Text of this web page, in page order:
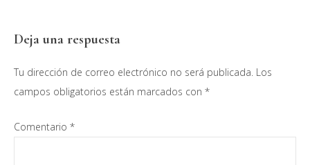
Interacciones
con
los
Deja una respuesta
Tu dirección de correo electrónico no será publicada. Los
campos obligatorios están marcados con *
Comentario *